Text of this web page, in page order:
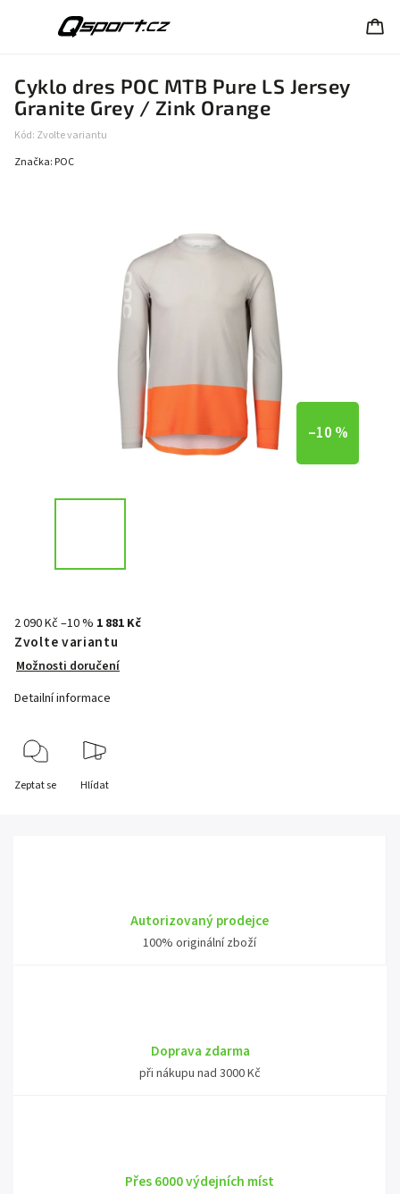
Cyklo dres POC MTB Pure LS Jersey
Granite Grey / Zink Orange
Kód: Zvolte variantu
Značka: POC
–10 %
2 090 Kč–10 % 1 881 Kč
Zvolte variantu
Možnosti doručení
Detailní informace
Zeptat se Hlídat
Autorizovaný prodejce
100% originální zboží
Doprava zdarma
při nákupu nad 3000 Kč
Přes 6000 výdejních míst